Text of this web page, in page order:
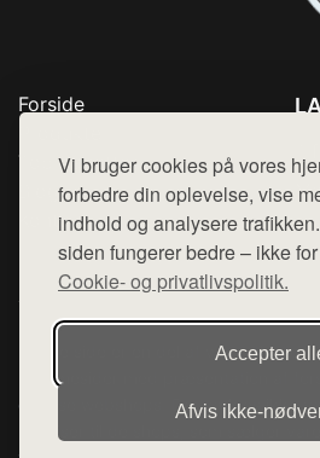
Vi bruger cookies på vores
forbedre din oplevelse, vise
indhold og analysere
siden fungerer bedre – ikke
Cookie- og privatlivspolitik.
Accepter
Afvis
Forside
Top Rabatter
Blog
Kontakt
Denne side er en del af want.dk, der
hjemmesider med præsentation af
diverse webshops. Der sælges ikke